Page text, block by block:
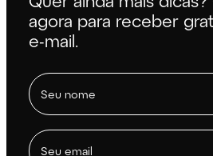
agora para receber
e-mail.